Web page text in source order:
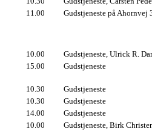
11.00 Gudstjeneste på Ahornvej
10.00
Gudstjeneste, Ulrick R.
15.00 Gudstjeneste
10.30
Gudstjeneste
10.30
Gudstjeneste
14.00
Gudstjeneste
10.00 Gudstjeneste, Birk